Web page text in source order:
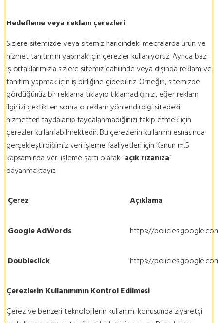
Hedefleme veya reklam çerezleri
Sizlere sitemizde veya sitemiz haricindeki mecralarda ürün ve
hizmet tanıtımını yapmak için çerezler kullanıyoruz. Ayrıca bazı
iş ortaklarımızla sizlere sitemiz dahilinde veya dışında reklam ve
tanıtım yapmak için iş birliğine gidebiliriz. Örneğin, sitemizde
gördüğünüz bir reklama tıklayıp tıklamadığınızı, eğer reklam
ilginizi çektikten sonra o reklam yönlendirdiği sitedeki
hizmetten faydalanıp faydalanmadığınızı takip etmek için
çerezler kullanılabilmektedir. Bu çerezlerin kullanımı esnasında
gerçekleştirdiğimiz veri işleme faaliyetleri için Kanun m.5
kapsamında veri işleme şartı olarak “açık rızanıza”
dayanmaktayız.
Çerez Açıklama
Google AdWords https://
Doubleclick https://
Çerezlerin Kullanımının Kontrol Edilmesi
Çerez ve benzeri teknolojilerin kullanımı konusunda ziyaretçi